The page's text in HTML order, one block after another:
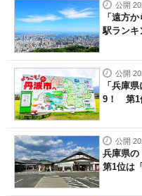
公開
「遠方
駅ランキ
公開
「兵庫
9！ 第1
公開
兵庫県
第1位は